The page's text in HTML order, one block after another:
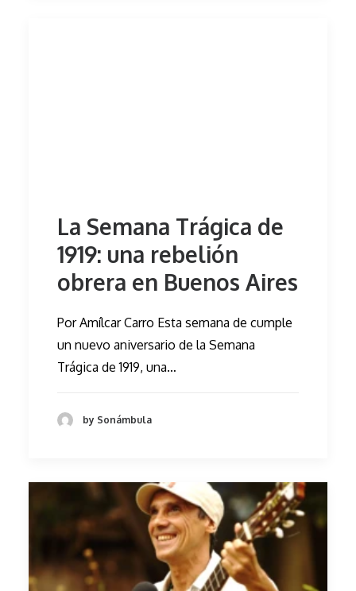
La Semana Trágica de
1919: una rebelión
obrera en Buenos Aires
Por Amílcar Carro Esta semana de cumple
un nuevo aniversario de la Semana
Trágica de 1919, una…
by Sonámbula